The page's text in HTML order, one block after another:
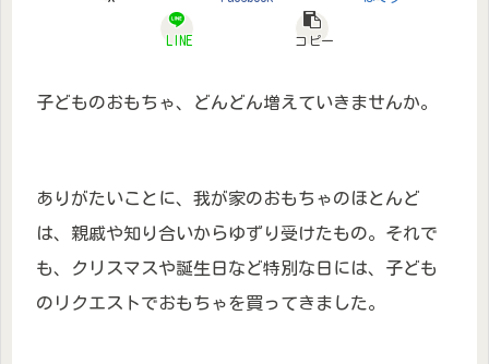
LINE コピー
子どものおもちゃ、どんどん増えていきませんか。
ありがたいことに、我が家のおもちゃのほとんど
は、親戚や知り合いからゆずり受けたもの。それで
も、クリスマスや誕生日など特別な日には、子ども
のリクエストでおもちゃを買ってきました。